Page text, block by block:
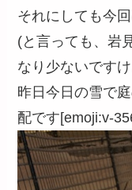
それにしても今
(と言っても、岩
なり少ないです
昨日今日の雪で
配です[emoji:v-